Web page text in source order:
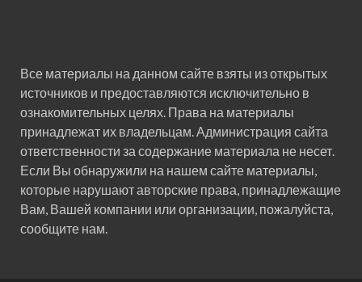
Все материалы на данном сайте взяты из открытых
источников и предоставляются исключительно в
ознакомительных целях. Права на материалы
принадлежат их владельцам. Администрация сайта
ответственности за содержание материала не несет.
Если Вы обнаружили на нашем сайте материалы,
которые нарушают авторские права, принадлежащие
Вам, Вашей компании или организации, пожалуйста,
сообщите нам.